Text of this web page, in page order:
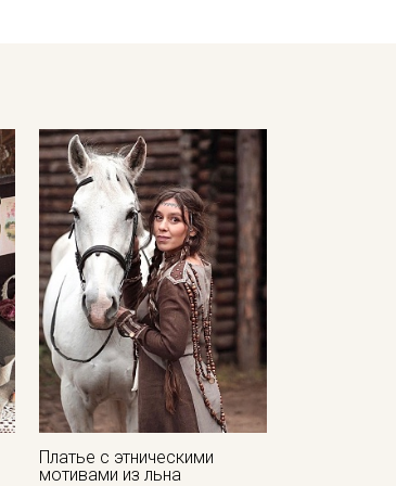
Платье с этническими
мотивами из льна